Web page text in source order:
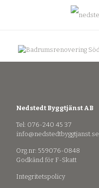
Nedstedt Byggtjänst AB
Tel: 076-240 45 37
info@nedstedtbyggtjanst.se
Org.nr: 559076-0848
Godkänd för F-Skatt
Integritetspolicy